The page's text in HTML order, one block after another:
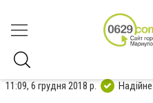
11:09, 6 грудня 2018 р.